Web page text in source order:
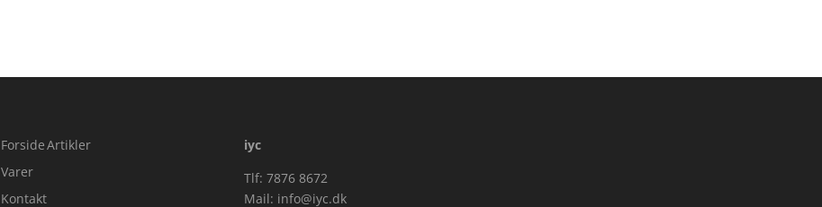
Forside
Varer
Kontakt
Artikler
iyc
Tlf: 7876 8672
Mail: info@iyc.dk